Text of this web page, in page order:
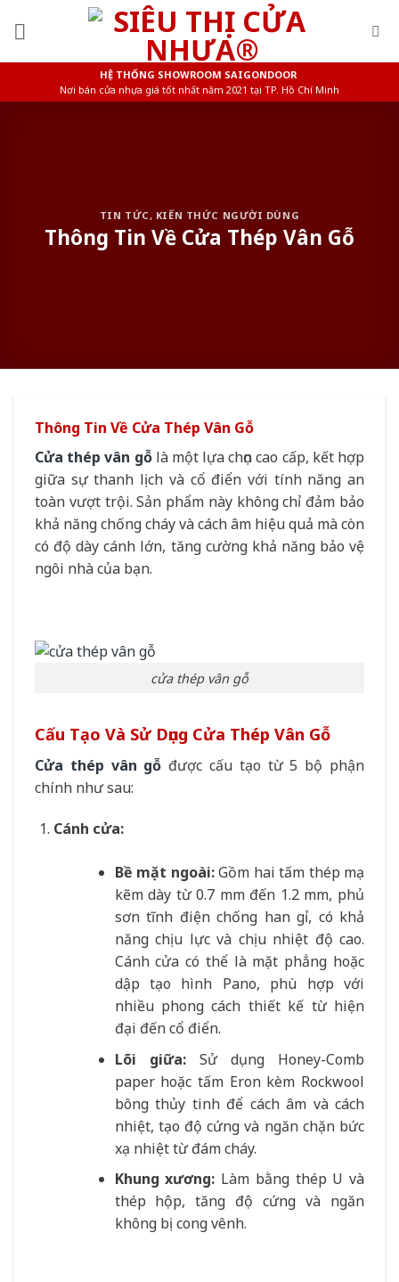
HỆ THỐNG SHOWROOM SAIGONDOOR
Nơi bán cửa nhựa giá tốt nhất năm 2021 tại TP. Hồ Chí Minh
TIN TỨC, KIẾN THỨC NGƯỜI DÙNG
Thông Tin Về Cửa Thép Vân Gỗ
Thông Tin Về Cửa Thép Vân Gỗ
Cửa thép vân gỗlà một lựa chọn cao cấp, kết hợp
giữa sự thanh lịch và cổ điển với tính năng an
toàn vượt trội. Sản phẩm này không chỉ đảm bảo
khả năng chống cháy và cách âm hiệu quả mà còn
có độ dày cánh lớn, tăng cường khả năng bảo vệ
ngôi nhà của bạn.
cửa thép vân gỗ
Cấu Tạo Và Sử Dụng Cửa Thép Vân Gỗ
Cửa thép vân gỗ được cấu tạo từ 5 bộ phận
chính như sau:
Cánh cửa:
Bề mặt ngoài:Gồm hai tấm thép mạ
kẽm dày từ 0.7 mm đến 1.2 mm, phủ
sơn tĩnh điện chống han gỉ, có khả
năng chịu lực và chịu nhiệt độ cao.
Cánh cửa có thể là mặt phẳng hoặc
dập tạo hình Pano, phù hợp với
nhiều phong cách thiết kế từ hiện
đại đến cổ điển.
Lõi giữa:Sử dụng Honey-Comb
paper hoặc tấm Eron kèm Rockwool
bông thủy tinh để cách âm và cách
nhiệt, tạo độ cứng và ngăn chặn bức
xạ nhiệt từ đám cháy.
Khung xương: Làm bằng thép U và
thép hộp, tăng độ cứng và ngăn
không bị cong vênh.